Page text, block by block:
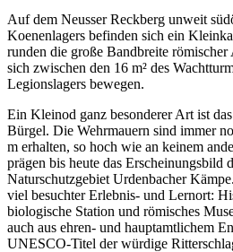
Auf dem Neusser Reckberg unweit
Koenenlagers befinden sich ein
runden die große Bandbreite
sich zwischen den 16 m² des
Legionslagers bewegen.
Ein Kleinod ganz besonderer Art ist
Bürgel. Die Wehrmauern sind immer
m erhalten, so hoch wie an keinem
prägen bis heute das Erscheinungsbild
Naturschutzgebiet Urdenbacher
viel besuchter Erlebnis- und Lernort:
biologische Station und römisches
auch aus ehren- und hauptamtlichem
UNESCO-Titel der würdige